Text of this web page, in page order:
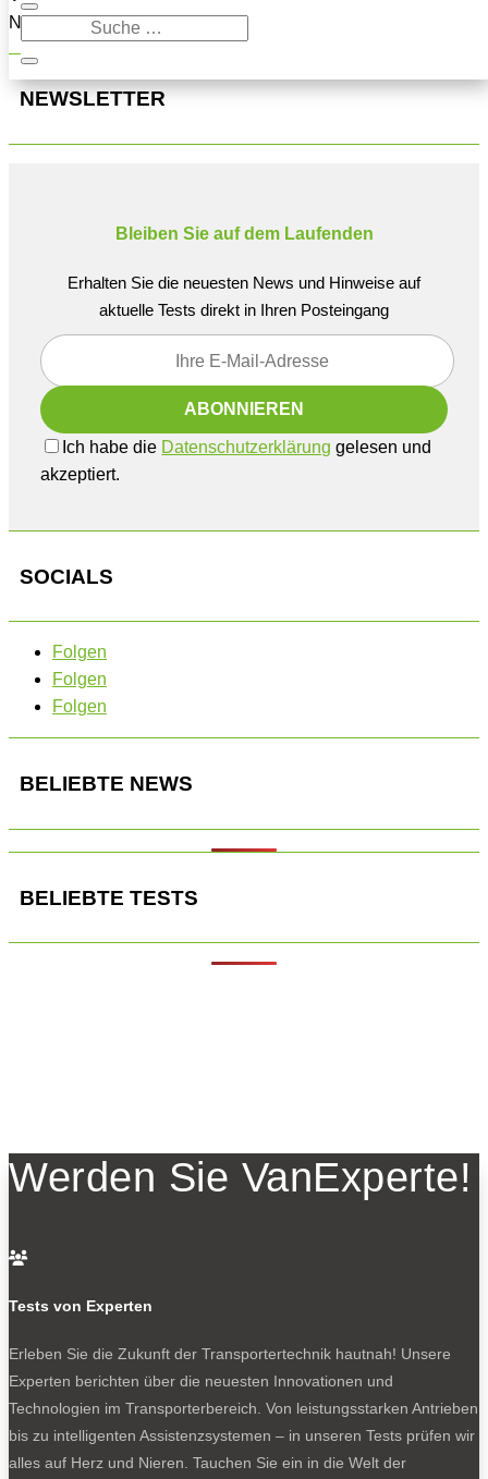
Navigation oben, um den Beitrag zu finden.
NEWSLETTER
Bleiben Sie auf dem Laufenden
Erhalten Sie die neuesten News und Hinweise auf
aktuelle Tests direkt in Ihren Posteingang
Ich habe die Datenschutzerklärung gelesen und
akzeptiert.
SOCIALS
Folgen
Folgen
Folgen
BELIEBTE NEWS
BELIEBTE TESTS
Werden Sie VanExperte!

Tests von Experten
Erleben Sie die Zukunft der Transportertechnik hautnah! Unsere
Experten berichten über die neuesten Innovationen und
Technologien im Transporterbereich. Von leistungsstarken Antrieben
bis zu intelligenten Assistenzsystemen – in unseren Tests prüfen wir
alles auf Herz und Nieren. Tauchen Sie ein in die Welt der